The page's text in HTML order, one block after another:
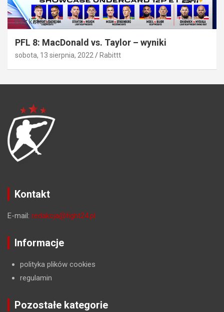
Bez kategorii
PFL 8: MacDonald vs. Taylor – wyniki
sobota, 13 sierpnia, 2022 Rabittt
Kontakt
E-mail: redakcja@fight24.pl
Informacje
polityka plików cookies
regulamin
Pozostałe kategorie